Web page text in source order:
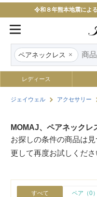
令和８年熊本地震によ
ペアネックレス ×
レディース
ジェイウェル アクセサリー
MOMAJ、ペアネックレ
お探しの条件の商品は
更して再度お試しくださ
すべて ペア（0）